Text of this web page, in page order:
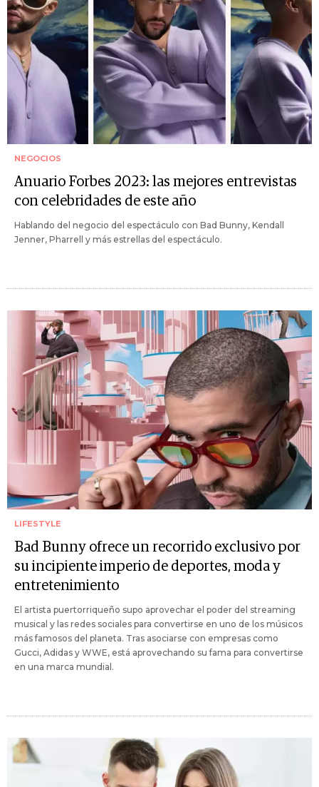
NEGOCIOS
Anuario Forbes 2023: las mejores entrevistas
con celebridades de este año
Hablando del negocio del espectáculo con Bad Bunny, Kendall
Jenner, Pharrell y más estrellas del espectáculo.
LIFESTYLE
Bad Bunny ofrece un recorrido exclusivo por
su incipiente imperio de deportes, moda y
entretenimiento
El artista puertorriqueño supo aprovechar el poder del streaming
musical y las redes sociales para convertirse en uno de los músicos
más famosos del planeta. Tras asociarse con empresas como
Gucci, Adidas y WWE, está aprovechando su fama para convertirse
en una marca mundial.